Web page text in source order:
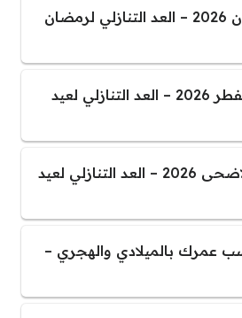
كم باقي على رمضان 2026 – العد التنازلي لرمضان
كم باقي على عيد الفطر 2026 – العد التنازلي لعيد
كم باقي على عيد الاضحى 2026 – العد التنازلي لعيد
عمرك بالميلادي والهجري –